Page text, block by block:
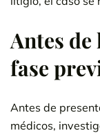
Antes
fase
Antes de
médicos,